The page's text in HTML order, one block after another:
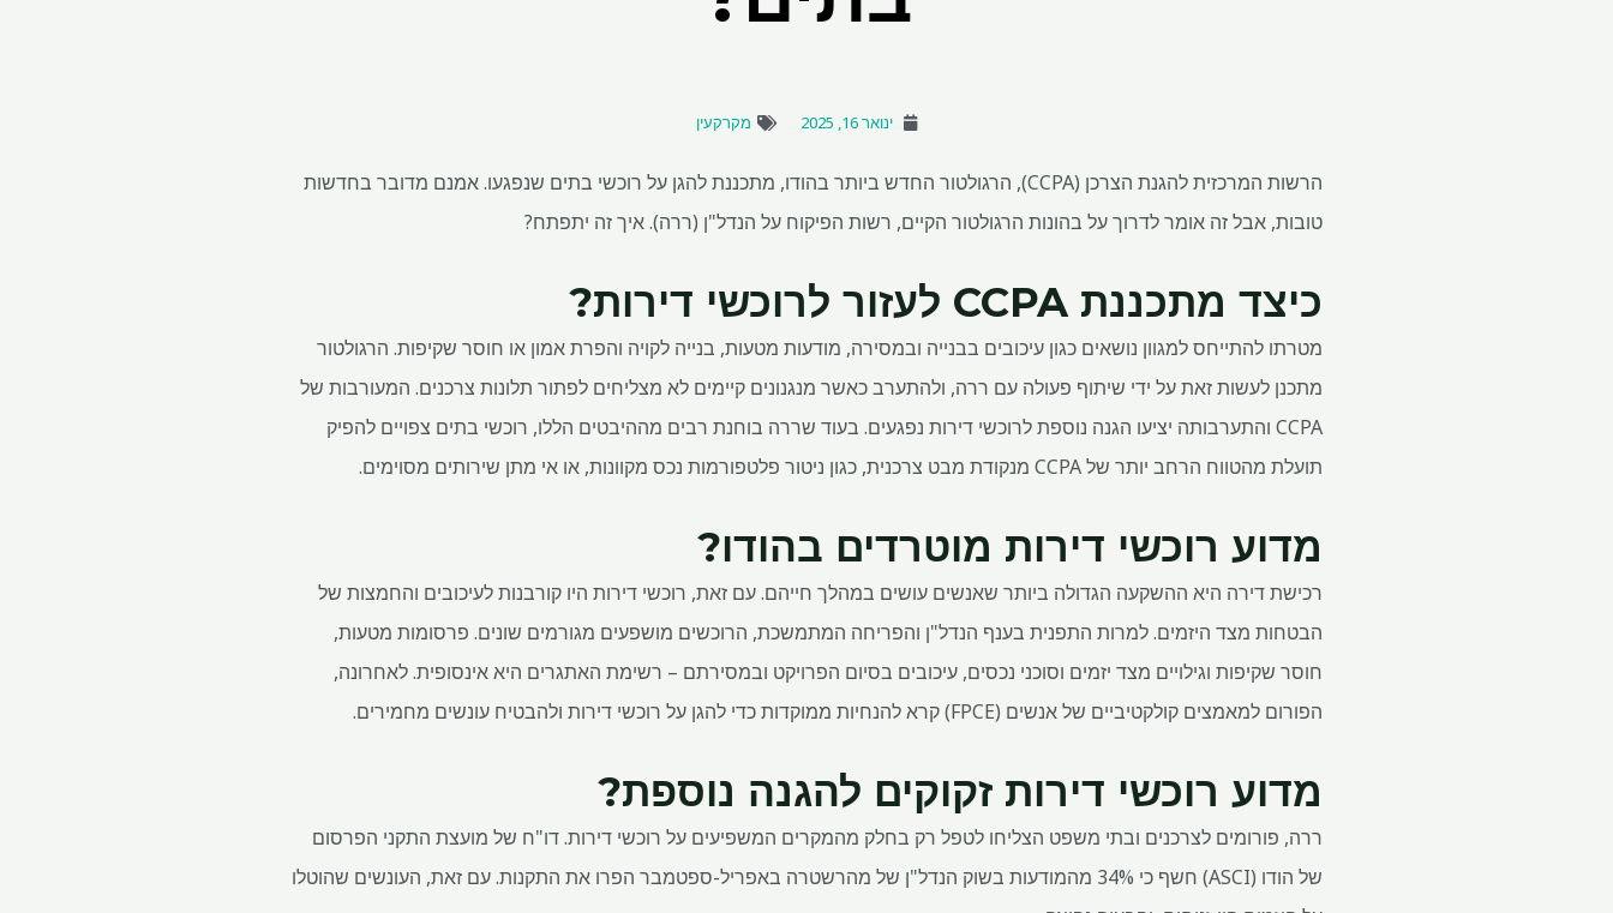
ינואר 16, 2025 מקרקעין
הרשות המרכזית להגנת הצרכן (CCPA), הרגולטור החדש ביותר בהודו, מתכננת להגן על רוכשי בתים שנפגעו. אמנם מדובר בחדשות
טובות, אבל זה אומר לדרוך על בהונות הרגולטור הקיים, רשות הפיקוח על הנדל"ן (ררה). איך זה יתפתח?
כיצד מתכננת CCPA לעזור לרוכשי דירות?
מטרתו להתייחס למגוון נושאים כגון עיכובים בבנייה ובמסירה, מודעות מטעות, בנייה לקויה והפרת אמון או חוסר שקיפות. הרגולטור
מתכנן לעשות זאת על ידי שיתוף פעולה עם ררה, ולהתערב כאשר מנגנונים קיימים לא מצליחים לפתור תלונות צרכנים. המעורבות של
CCPA והתערבותה יציעו הגנה נוספת לרוכשי דירות נפגעים. בעוד שררה בוחנת רבים מההיבטים הללו, רוכשי בתים צפויים להפיק
תועלת מהטווח הרחב יותר של CCPA מנקודת מבט צרכנית, כגון ניטור פלטפורמות נכס מקוונות, או אי מתן שירותים מסוימים.
מדוע רוכשי דירות מוטרדים בהודו?
רכישת דירה היא ההשקעה הגדולה ביותר שאנשים עושים במהלך חייהם. עם זאת, רוכשי דירות היו קורבנות לעיכובים והחמצות של
הבטחות מצד היזמים. למרות התפנית בענף הנדל"ן והפריחה המתמשכת, הרוכשים מושפעים מגורמים שונים. פרסומות מטעות,
חוסר שקיפות וגילויים מצד יזמים וסוכני נכסים, עיכובים בסיום הפרויקט ובמסירתם – רשימת האתגרים היא אינסופית. לאחרונה,
הפורום למאמצים קולקטיביים של אנשים (FPCE) קרא להנחיות ממוקדות כדי להגן על רוכשי דירות ולהבטיח עונשים מחמירים.
מדוע רוכשי דירות זקוקים להגנה נוספת?
ררה, פורומים לצרכנים ובתי משפט הצליחו לטפל רק בחלק מהמקרים המשפיעים על רוכשי דירות. דו"ח של מועצת התקני הפרסום
של הודו (ASCI) חשף כי 34% מהמודעות בשוק הנדל"ן של מהרשטרה באפריל-ספטמבר הפרו את התקנות. עם זאת, העונשים שהוטלו